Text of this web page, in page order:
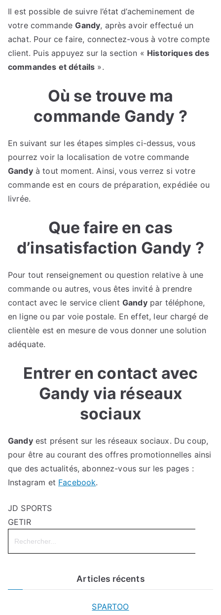
Il est possible de suivre l’état d’acheminement de
votre commandeGandy, après avoir effectué un
achat. Pour ce faire, connectez-vous à votre compte
client. Puis appuyez sur la section « Historiques des
commandes et détails ».
Où se trouve ma
commande Gandy ?
En suivant sur les étapes simples ci-dessus, vous
pourrez voir la localisation de votre commande
Gandyà tout moment. Ainsi, vous verrez si votre
commande est en cours de préparation, expédiée ou
livrée.
Que faire en cas
d’insatisfaction Gandy ?
Pour tout renseignement ou question relative à une
commande ou autres, vous êtes invité à prendre
contact avec le service client Gandypar téléphone,
en ligne ou par voie postale. En effet, leur chargé de
clientèle est en mesure de vous donner une solution
adéquate.
Entrer en contact avec
Gandy via réseaux
sociaux
Gandyest présent sur les réseaux sociaux. Du coup,
pour être au courant des offres promotionnelles ainsi
que des actualités, abonnez-vous sur les pages :
Instagram et Facebook.
JD SPORTS
GETIR
Search
for:
Articles récents
SPARTOO